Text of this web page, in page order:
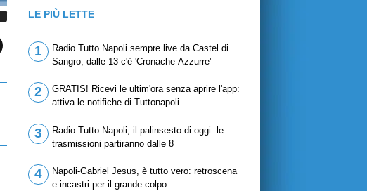
LE PIÙ LETTE
1
Radio Tutto Napoli sempre live da Castel di
Sangro, dalle 13 c'è 'Cronache Azzurre'
2
GRATIS! Ricevi le ultim'ora senza aprire l'app:
attiva le notifiche di Tuttonapoli
3
Radio Tutto Napoli, il palinsesto di oggi: le
trasmissioni partiranno dalle 8
4
Napoli-Gabriel Jesus, è tutto vero: retroscena
e incastri per il grande colpo